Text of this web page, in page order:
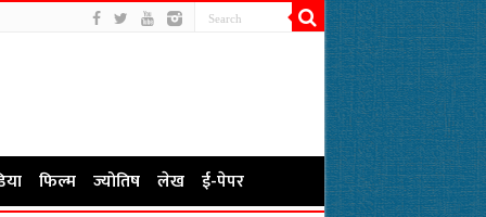
फिल्म ज्योतिष लेख ई-पेपर